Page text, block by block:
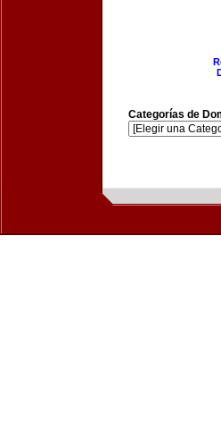
Categorías de